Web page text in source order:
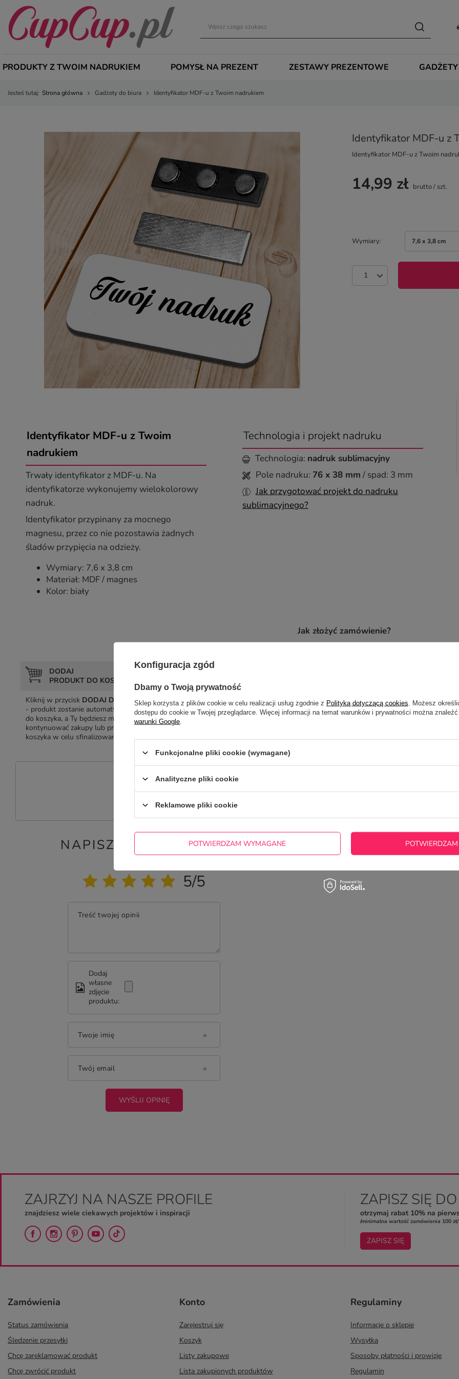
PRODUKTY Z TWOIM NADRUKIEM POMYSŁ NA PREZENT ZESTAWY PREZENTOWE
Jesteś tutaj: Strona główna Gadżety do biura Identyfikator MDF-u z Twoim nadrukiem
Identyfikator MDF-u z
Identyfikator MDF-u z Twoim
Wymiary 7,6 x 3,8 cm
14,99 zł brutto/ szt.
Identyfikator MDF-u z Twoim
nadrukiem
Trwały identyfikator z MDF-u. Na
identyfikatorze wykonujemy wielokolorowy
nadruk.
Identyfikator przypinany za mocnego
magnesu, przez co nie pozostawia żadnych
śladów przypięcia na odzieży.
Wymiary: 7,6 x 3,8 cm
Materiał: MDF / magnes
Kolor: biały
Technologia i projekt nadruku
Technologia: nadruk sublimacyjny
Pole nadruku: 76 x 38 mm / spad: 3 mm
Jak przygotować projekt do nadruku
sublimacyjnego?
Jak złożyć zamówienie?
DODAJ
PRODUKT DO KOSZYKA
Kliknij w przycisk DODAJ DO KOSZYKA
- produkt zostanie automatycznie dodany
do koszyka, a Ty będziesz mógł dalej
kontynuować zakupy lub przejść do
koszyka w celu sfinalizowania transakcji.
W koszyku możeszdodać projekt, który
mamy wydrukować na wybranym
przedmiocie, zmienić ilość zamawianego
Kolejny krok złożenia
wybór formy dostawy i
podanie danych do
Potrzebujesz pomocy? Masz pytania?
NAPISZ SWOJĄ OPINIĘ
5/5
Treść twojej opinii
Dodaj
własne
zdjęcie
produktu:
Twoje imię
Twój email
WYŚLIJ OPINIĘ
ZAJRZYJ NA NASZE PROFILE
znajdziesz wiele ciekawych projektów i inspiracji
ZAPISZ SIĘ
otrzymaj rabat 10% na
/minimalna wartość zamówienia 100 zł/
ZAPISZ SIĘ
Zamówienia
Status zamówienia
Śledzenie przesyłki
Chcę zareklamować produkt
Chcę zwrócić produkt
Konto
Zarejestruj się
Koszyk
Listy zakupowe
Lista zakupionych produktów
Regulaminy
Informacje o sklepie
Wysyłka
Sposoby płatności i prowizje
Regulamin
Konfiguracja zgód
Dbamy o Twoją prywatność
Sklep korzysta z plików cookie w celu realizacji usług zgodnie z Polityką dotyczącą cookies . Możesz
dostępu do cookie w Twojej przeglądarce. Więcej informacji na temat warunków i prywatności można
warunki Google
Funkcjonalne pliki cookie (wymagane)
Analityczne pliki cookie
Reklamowe pliki cookie
POTWIERDZAM WYMAGANE